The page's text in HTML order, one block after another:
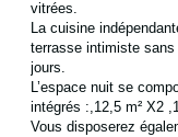
vitrées.
La cuisine
terrasse intimiste
jours.
L’espace nuit se
intégrés :,12,5 m² X2
Vous disposerez